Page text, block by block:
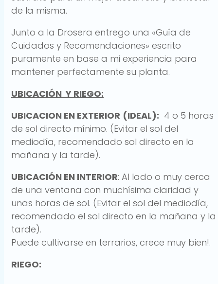
de la misma.
Junto a la Drosera entrego una «Guía de
Cuidados y Recomendaciones» escrito
puramente en base a mi experiencia para
mantener perfectamente su planta.
UBICACIÓN Y RIEGO:
UBICACION EN EXTERIOR (IDEAL): 4 o 5 horas
de sol directo mínimo. (Evitar el sol del
mediodía, recomendado sol directo en la
mañana y la tarde).
UBICACIÓN EN INTERIOR: Al lado o muy cerca
de una ventana con muchísima claridad y
unas horas de sol. (Evitar el sol del mediodía,
recomendado el sol directo en la mañana y la
tarde).
Puede cultivarse en terrarios, crece muy bien!.
RIEGO: